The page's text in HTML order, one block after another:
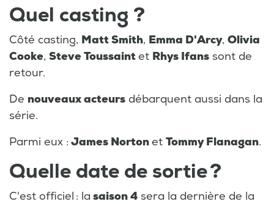
Quel casting ?
Côté casting, Matt Smith, Emma D'Arcy, Olivia
Cooke, Steve Toussaintet Rhys Ifans sont de
retour.
De nouveaux acteurs débarquent aussi dans la
série.
Parmi eux : James Nortonet Tommy Flanagan.
Quelle date de sortie ?
C'est officiel : la saison 4 sera la dernière de la